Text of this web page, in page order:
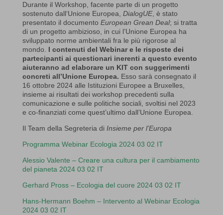
Durante il Workshop, facente parte di un progetto
sostenuto dall‘Unione Europea, DialogUE, è stato
presentato il documento European Grean Deal; si tratta
di un progetto ambizioso, in cui l’Unione Europea ha
sviluppato norme ambientali fra le più rigorose al
mondo. I contenuti del Webinar e le risposte dei
partecipanti ai questionari inerenti a questo evento
aiuteranno ad elaborare un KIT con suggerimenti
concreti all’Unione Europea. Esso sarà consegnato il
16 ottobre 2024 alle Istituzioni Europee a Bruxelles,
insieme ai risultati dei workshop precedenti sulla
comunicazione e sulle politiche sociali, svoltisi nel 2023
e co-finanziati come quest’ultimo dall’Unione Europea.
Il Team della Segreteria di Insieme per l’Europa
Programma Webinar Ecologia 2024 03 02 IT
Alessio Valente – Creare una cultura per il cambiamento
del pianeta 2024 03 02 IT
Gerhard Pross – Ecologia del cuore 2024 03 02 IT
Hans-Hermann Boehm – Intervento al Webinar Ecologia
2024 03 02 IT